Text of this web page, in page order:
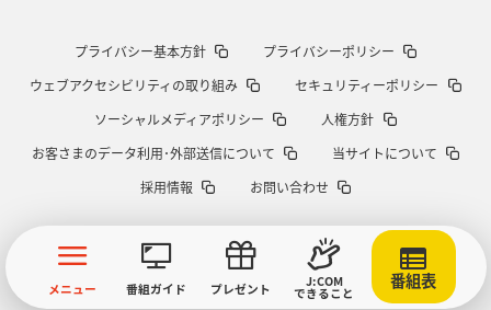
メニュー 番組ガイド プレゼント J:COM
できること
番組表
プライバシー基本方針
プライバシーポリシー
ウェブアクセシビリティの取り組み
セキュリティーポリシー
ソーシャルメディアポリシー
人権方針
お客さまのデータ利用･外部送信について
当サイトについて
採用情報
お問い合わせ